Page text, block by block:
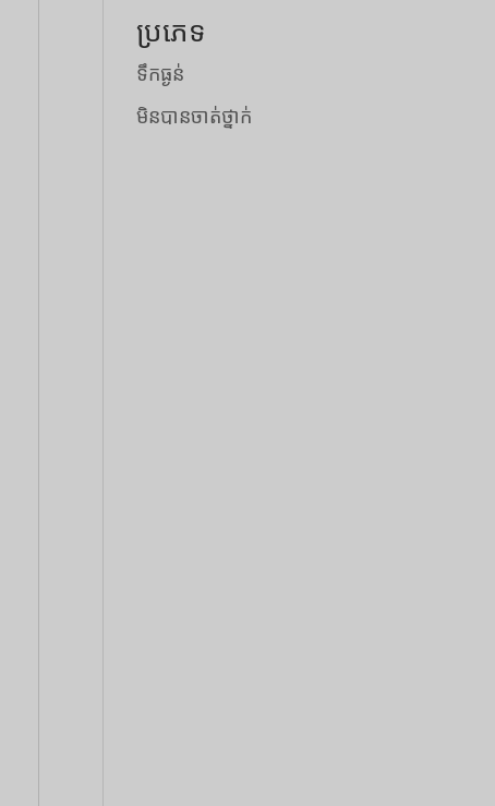
ប្រភេទ
ទឹកធ្ងន់
មិនបានចាត់ថ្នាក់